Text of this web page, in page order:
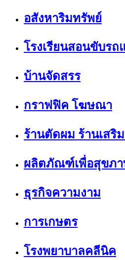
อสังหาริมทรัพย์
โรงเรียนสอนขับรถ
บ้านจัดสรร
กราฟฟิค โฆษณา
ร้านตัดผม ร้านเสริ
ผลิตภัณฑ์เพื่อสุขภ
ธุรกิจความงาม
การเกษตร
โรงพยาบาลคลีนิค